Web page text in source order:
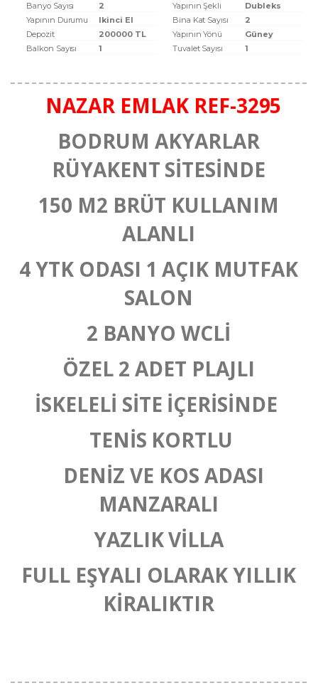
Banyo Sayısı
2 Yapının Şekli
Dubleks
Yapının Durumu
Ikinci El Bina Kat Sayısı
2
Depozit
200000 TL Yapının Yönü
Güney
Balkon Sayısı
1 Tuvalet Sayısı 1
NAZAR EMLAK REF-3295
BODRUM AKYARLAR
RÜYAKENT SİTESİNDE
150 M2 BRÜT KULLANIM
ALANLI
4 YTK ODASI 1 AÇIK MUTFAK
SALON
2 BANYO WCLİ
ÖZEL 2 ADET PLAJLI
İSKELELİ SİTE İÇERİSİNDE
TENİS KORTLU
DENİZ VE KOS ADASI
MANZARALI
YAZLIK VİLLA
FULL EŞYALI OLARAK YILLIK
KİRALIKTIR